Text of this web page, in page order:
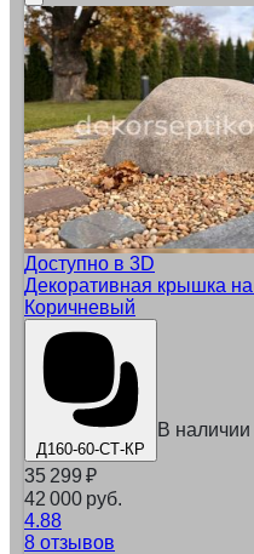
Доступно в 3D
Декоративная крышка
Коричневый
Д160-60-СТ-КР
В наличии
35 299 ₽
42 000 руб.
4.88
8 отзывов